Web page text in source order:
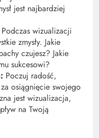
jest najbardziej
Podczas wizualizacji
zmysły. Jakie
czujesz? Jakie
sukcesowi?
Poczuj radość,
osiągnięcie swojego
jest wizualizacja,
na Twoją